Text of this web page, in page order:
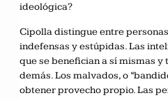
ideológica?
Cipolla distingue entre
indefensas y estúpidas. Las
que se benefician a sí mismas
demás. Los malvados, o
obtener provecho propio. Las